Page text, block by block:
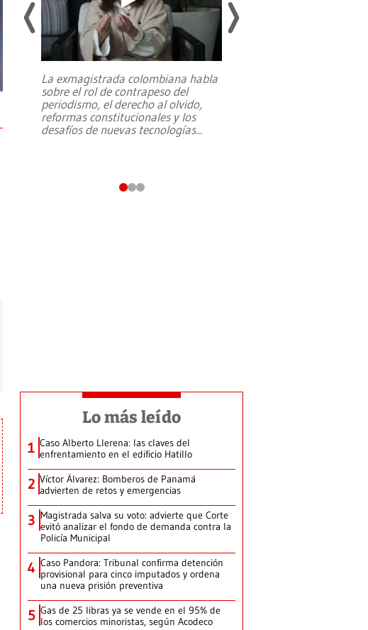
La exmagistrada colombiana habla
sobre el rol de contrapeso del
periodismo, el derecho al olvido,
reformas constitucionales y los
desafíos de nuevas tecnologías...
Lo más leído
1 Caso Alberto Llerena: las claves del
enfrentamiento en el edificio Hatillo
2 Víctor Álvarez: Bomberos de Panamá
advierten de retos y emergencias
3 Magistrada salva su voto: advierte que Corte
evitó analizar el fondo de demanda contra la
Policía Municipal
4 Caso Pandora: Tribunal confirma detención
provisional para cinco imputados y ordena
una nueva prisión preventiva
5 Gas de 25 libras ya se vende en el 95% de
los comercios minoristas, según Acodeco